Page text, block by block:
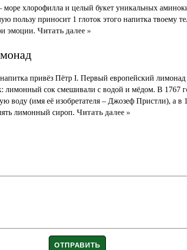
море хлорофилла и целый букет уникальных
пользу приносит 1 глоток этого напитка твоему
эмоции. Читать далее »
привёз Пётр I. Первый европейский
лимонный сок смешивали с водой и мёдом. В 1767
воду (имя её изобретателя – Джозеф Пристли), а в
лимонный сироп. Читать далее »